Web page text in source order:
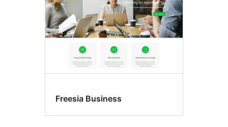
Freesia Business